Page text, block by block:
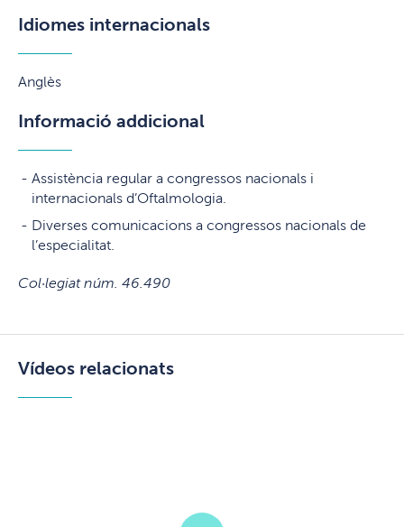
Idiomes internacionals
Anglès
Informació addicional
Assistència regular a congressos nacionals i
internacionals d’Oftalmologia.
Diverses comunicacions a congressos nacionals de
l’especialitat.
Col·legiat núm. 46.490
Vídeos relacionats